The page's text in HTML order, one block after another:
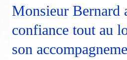
Monsieur Bernard
confiance tout au
son